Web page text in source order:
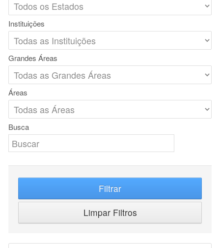
Instituições
Grandes Áreas
Áreas
Busca
Filtrar
Limpar Filtros